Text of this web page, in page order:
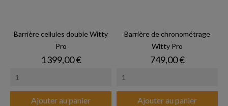
Barrière cellules double Witty
Pro
Prix
1 399,00 €
Ajouter au panier
Barrière de chronométrage
Witty Pro
Prix
749,00 €
Ajouter au panier